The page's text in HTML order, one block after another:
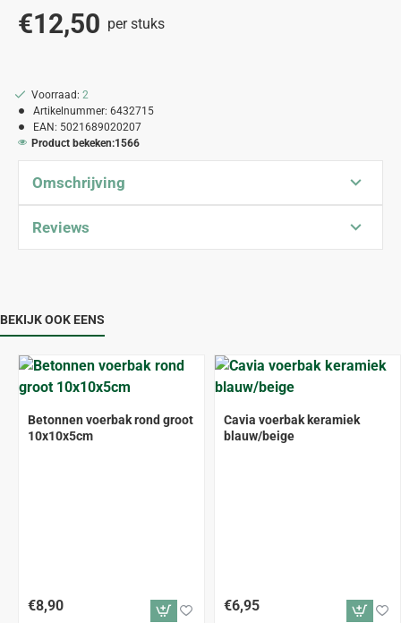
€12,50 per stuks
Voorraad: 2
Artikelnummer: 6432715
EAN: 5021689020207
Product bekeken:1566
Omschrijving
Reviews
BEKIJK OOK EENS
Betonnen voerbak rond groot
10x10x5cm
€8,90
Cavia voerbak keramiek
blauw/beige
€6,95